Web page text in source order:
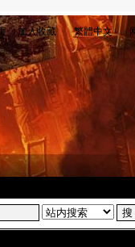
加入收藏 繁體中文